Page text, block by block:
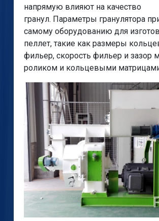
напрямую влияют на качество
гранул. Параметры гранулятора
самому оборудованию для
пеллет, такие как размеры
фильер, скорость фильер и зазор
роликом и кольцевыми